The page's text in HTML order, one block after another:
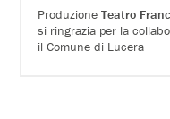
Produzione Teatro
si ringrazia per la
il Comune di Lucera